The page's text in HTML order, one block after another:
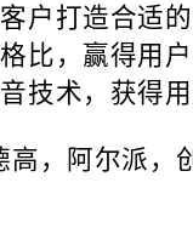
户打造合适
比，赢得用
技术，获得
，阿尔派，